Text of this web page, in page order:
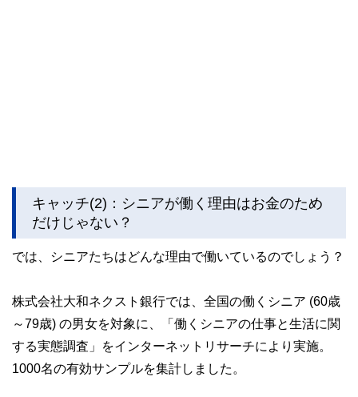
キャッチ(2)：シニアが働く理由はお金のため
だけじゃない？
では、シニアたちはどんな理由で働いているのでしょう？
株式会社大和ネクスト銀行では、全国の働くシニア (60歳
～79歳) の男女を対象に、「働くシニアの仕事と生活に関
する実態調査」をインターネットリサーチにより実施。
1000名の有効サンプルを集計しました。